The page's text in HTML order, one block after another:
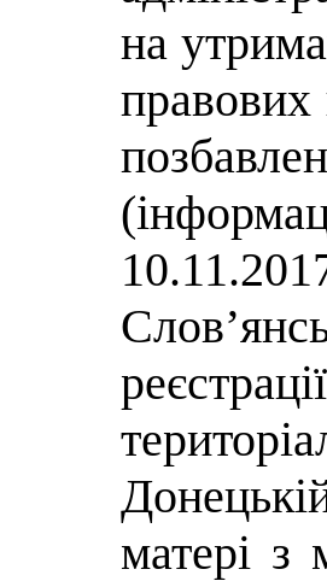
на
правових
матері з